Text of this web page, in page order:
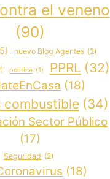
el veneno
(90)
nuevo Blog Agentes (2)
politica (1) PPRL (32)
(18)
combustible (34)
Sector Público
(17)
Seguridad (2)
(18)